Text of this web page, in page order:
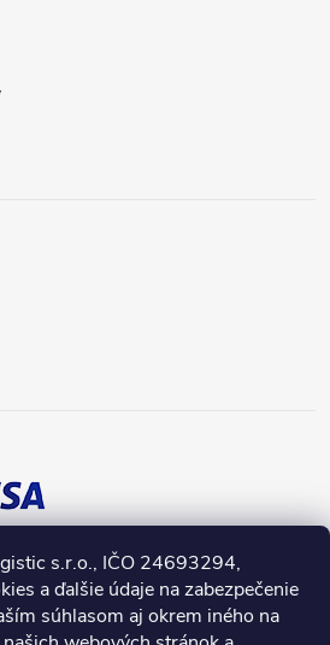
s.r.o., IČO 24693294,
a ďalšie údaje na zabezpečenie
súhlasom aj okrem iného na